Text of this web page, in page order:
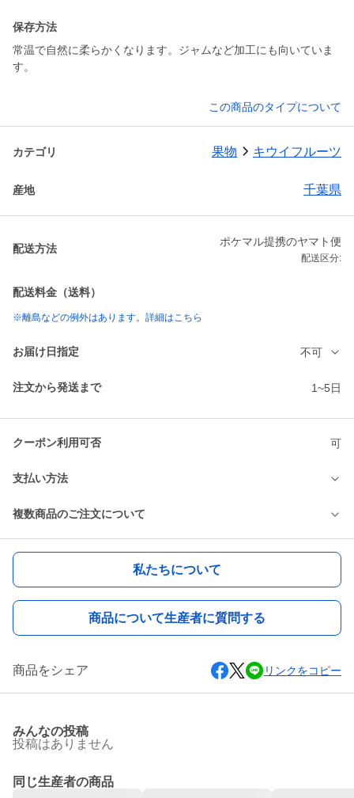
保存方法
常温で自然に柔らかくなります。ジャムなど加工にも向いていま
す。
この商品のタイプについて
カテゴリ 果物 キウイフルーツ
産地 千葉県
配送方法
ポケマル提携のヤマト便
配送区分:
配送料金（送料）
※離島などの例外はあります。詳細はこちら
お届け日指定 不可
注文から発送まで 1~5日
クーポン利用可否 可
支払い方法
複数商品のご注文について
私たちについて
商品について生産者に質問する
商品をシェア リンクをコピー
みんなの投稿
投稿はありません
同じ生産者の商品